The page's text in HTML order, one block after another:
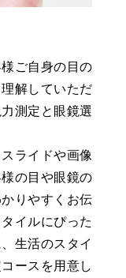
ご自身の目の
解していただ
測定と眼鏡選
ライドや画像
の目や眼鏡の
りやすくお伝
イルにぴった
生活のスタイ
ースを用意し